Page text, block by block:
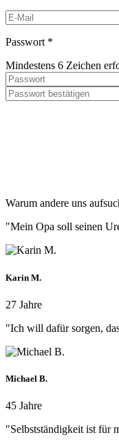
Passwort *
Mindestens 6 Zeichen
Warum andere uns
"Mein Opa soll seinen
Karin M.
27 Jahre
"Ich will dafür sorgen,
Michael B.
45 Jahre
"Selbstständigkeit ist für